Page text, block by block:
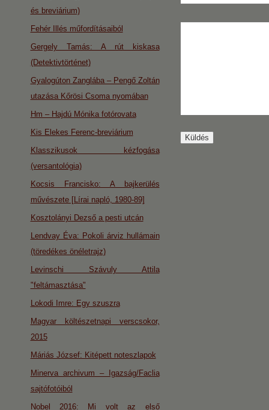
és breviárium)
Fehér Illés műfordításaiból
Gergely Tamás: A rút kiskasa
(Detektivtörténet)
Gyalogúton Zanglába – Pengő Zoltán
utazása Kőrösi Csoma nyomában
Hm – Hajdú Mónika fotórovata
Kis Elekes Ferenc-breviárium
Klasszikusok kézfogása
(versantológia)
Kocsis Francisko: A bajkerülés
művészete [Lírai napló, 1980-89]
Kosztolányi Dezső a pesti utcán
Lendvay Éva: Pokoli árviz hullámain
(töredékes önéletrajz)
Levinschi Szávuly Attila
"feltámasztása"
Lokodi Imre: Egy szuszra
Magyar költészetnapi verscsokor,
2015
Máriás József: Kitépett noteszlapok
Minerva archivum – Igazság/Faclia
sajtófotóiból
Nobel 2016: Mi volt az első